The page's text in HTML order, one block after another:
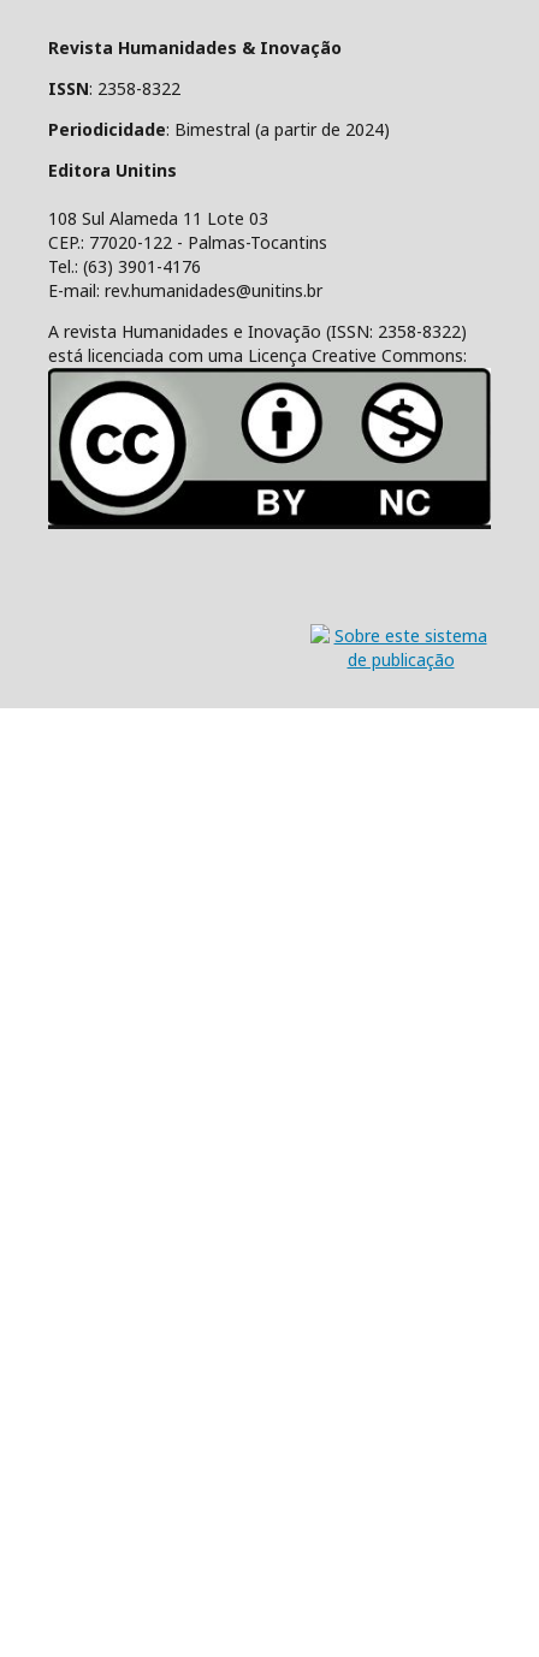
Revista Humanidades & Inovação
ISSN: 2358-8322
Periodicidade: Bimestral (a partir de 2024)
Editora Unitins
108 Sul Alameda 11 Lote 03
CEP.: 77020-122 - Palmas-Tocantins
Tel.: (63) 3901-4176
E-mail: rev.humanidades@unitins.br
A revista Humanidades e Inovação (ISSN: 2358-8322)
está licenciada com uma Licença Creative Commons: